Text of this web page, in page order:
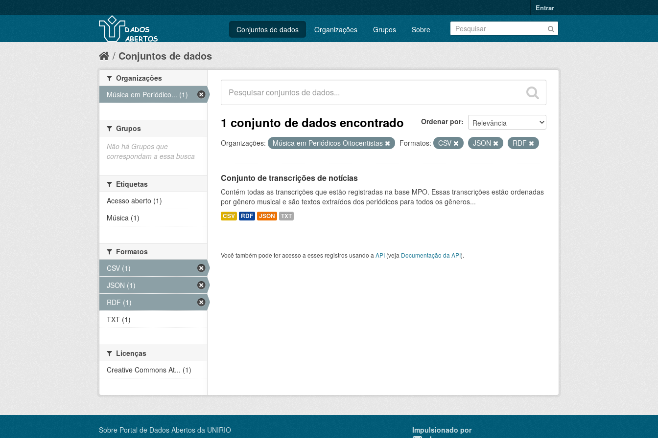
Entrar
Conjuntos de dados Organizações Grupos Sobre
Conjuntos de dados
Ordenar por
1 conjunto de dados encontrado
Organizações: Música em Periódicos Oitocentistas Formatos: CSV JSON RDF
Conjunto de transcrições de notícias
Contém todas as transcrições que estão registradas na base MPO. Essas transcrições estão ordenadas
por gênero musical e são textos extraídos dos periódicos para todos os gêneros...
CSV RDF JSON TXT
Você também pode ter acesso a esses registros usando a API (veja Documentação da API).
Organizações
Música em Periódico... (1)
Grupos
Não há Grupos que
correspondam a essa busca
Etiquetas
Acesso aberto (1)
Música (1)
Formatos
CSV (1)
JSON (1)
RDF (1)
TXT (1)
Licenças
Creative Commons At... (1)
Sobre Portal de Dados Abertos da UNIRIO
Impulsionado por